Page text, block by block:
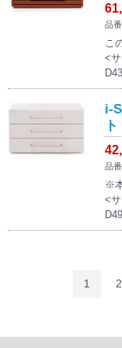
品
こ
<
i-
ト
品
※
<
1 2